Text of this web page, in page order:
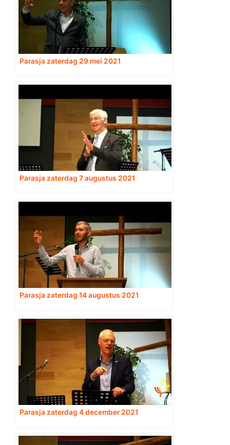
Parasja zaterdag 29 mei 2021
Parasja zaterdag 7 augustus 2021
Parasja zaterdag 14 augustus 2021
Parasja zaterdag 4 december 2021